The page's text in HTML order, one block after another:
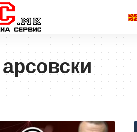
арсовски